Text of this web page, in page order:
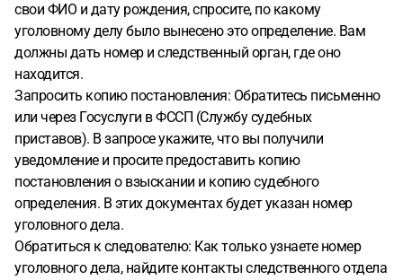
свои ФИО и дату рождения, спросите, по какому
уголовному делу было вынесено это определение. Вам
должны дать номер и следственный орган, где оно
находится.
Запросить копию постановления: Обратитесь письменно
или через Госуслуги в ФССП (Службу судебных
приставов). В запросе укажите, что вы получили
уведомление и просите предоставить копию
постановления о взыскании и копию судебного
определения. В этих документах будет указан номер
уголовного дела.
Обратиться к следователю: Как только узнаете номер
уголовного дела, найдите контакты следственного отдела